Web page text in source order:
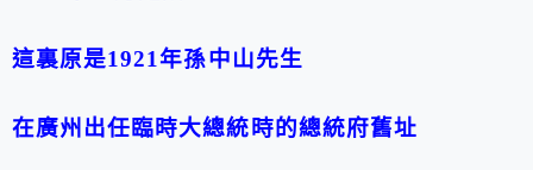
這裏原是1921年孫中山先生
在廣州出任臨時大總統時的總統府舊址